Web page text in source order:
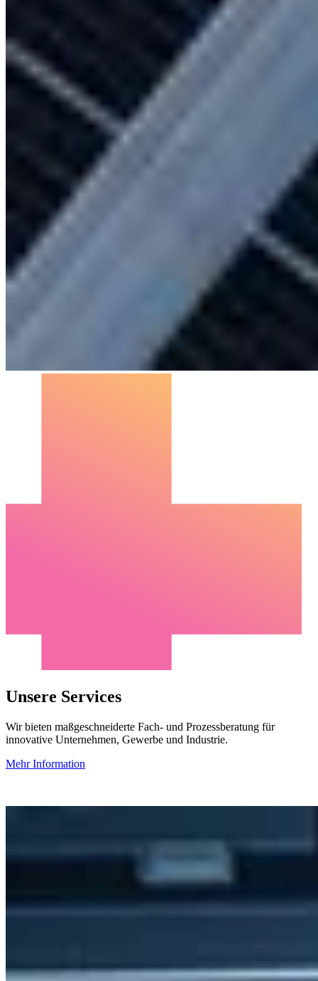
Unsere Services
Wir bieten maßgeschneiderte Fach- und Prozessberatung für
innovative Unternehmen, Gewerbe und Industrie.
Mehr Information